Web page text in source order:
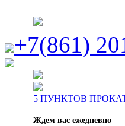
+7(861)
5 ПУНКТОВ
Ждем вас ежедневно